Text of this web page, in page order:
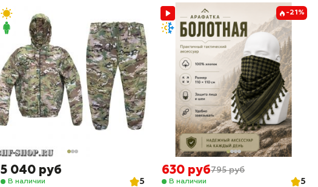
5 040 руб
В наличии
5
-21%
630 руб795 руб
В наличии
5